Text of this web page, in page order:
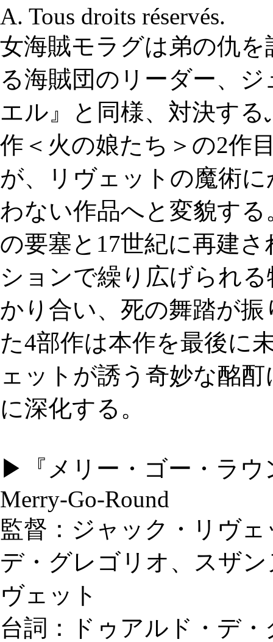
A. Tous droits réservés.
女海賊モラグは弟の仇
る海賊団のリーダー、
エル』と同様、対決す
作＜火の娘たち＞の2作
が、リヴェットの魔術
わない作品へと変貌す
の要塞と17世紀に再建
ションで繰り広げられ
かり合い、死の舞踏が
た4部作は本作を最後に
ェットが誘う奇妙な酩
に深化する。
▶『メリー・ゴー・ラウ
Merry-Go-Round
監督：ジャック・リヴ
デ・グレゴリオ、スザ
ヴェット
台詞：ドゥアルド・デ